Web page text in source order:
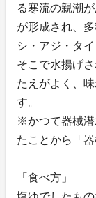
る寒流の親潮
が形成され、
シ・アジ・タ
そこで水揚げ
たえがよく、
す。
※かつて器械潜
たことから「
「食べ方」